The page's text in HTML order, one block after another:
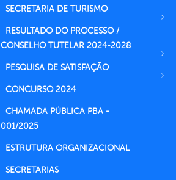
SECRETARIA DE TURISMO
RESULTADO DO PROCESSO /
CONSELHO TUTELAR 2024-2028
PESQUISA DE SATISFAÇÃO
CONCURSO 2024
CHAMADA PÚBLICA PBA -
001/2025
ESTRUTURA ORGANIZACIONAL
SECRETARIAS